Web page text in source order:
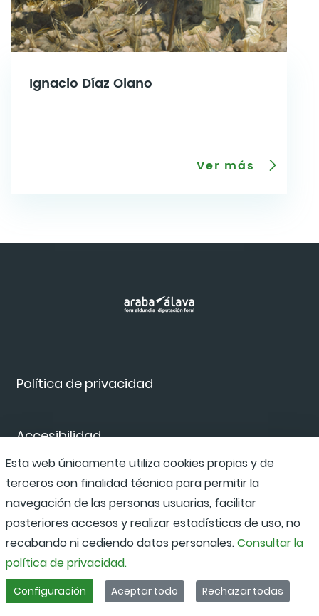
Ignacio Díaz Olano
Ver más
Política de privacidad
Accesibilidad
Canal de denuncias
Esta web únicamente utiliza cookies propias y de
terceros con finalidad técnica para permitir la
navegación de las personas usuarias, facilitar
posteriores accesos y realizar estadísticas de uso, no
recabando ni cediendo datos personales.Consultar la
política de privacidad.
Configuración Aceptar todo Rechazar todas